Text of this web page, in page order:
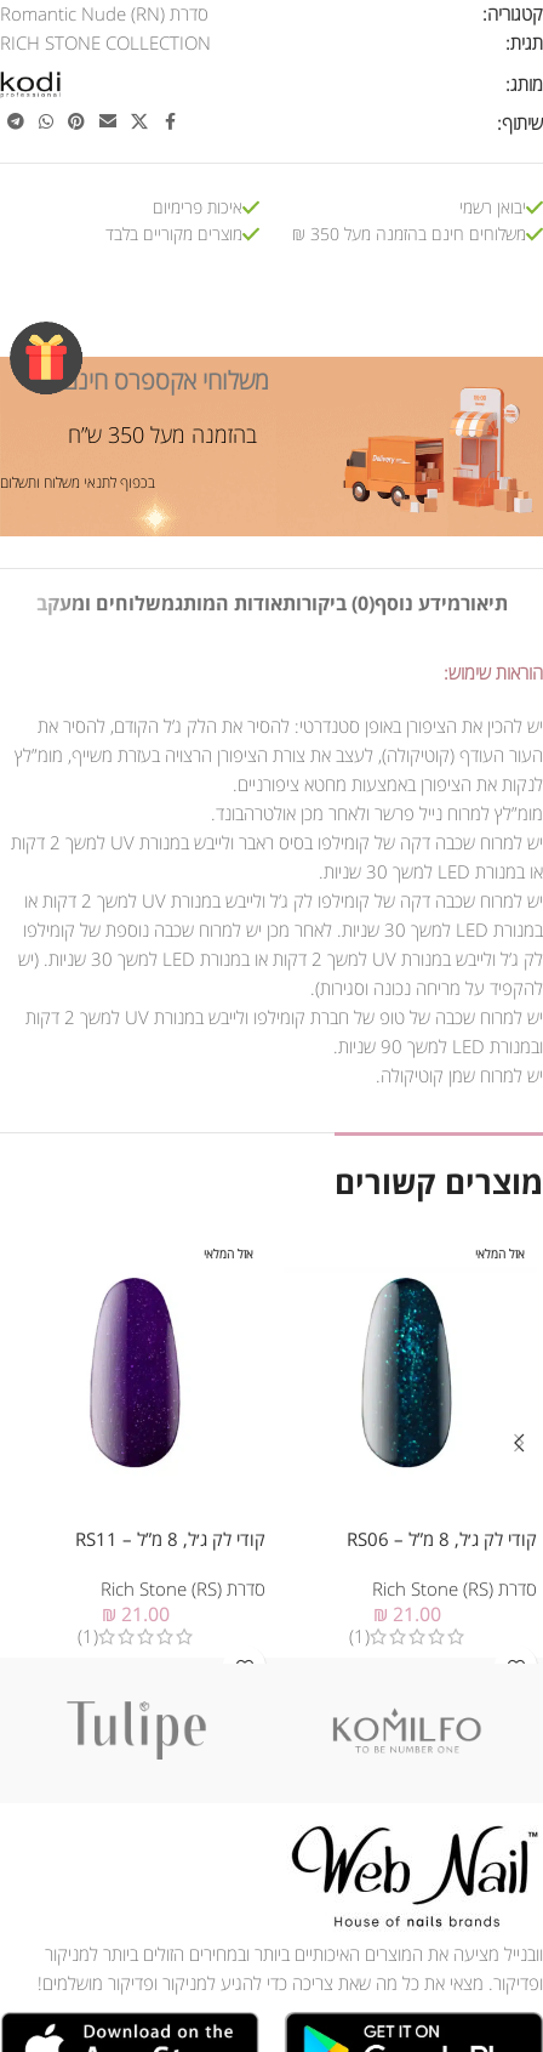
קטגוריה:
סדרת Romantic Nude (RN)
תגית:
RICH STONE COLLECTION
מותג:
שיתוף:
יבואן רשמי
משלוחים חינם בהזמנה מעל 350 ₪
איכות פרימיום
מוצרים מקוריים בלבד
משלוחי אקספרס חינם!
בהזמנה מעל 350 ש”ח
בכפוף לתנאי משלוח ותשלום
תיאורמידע נוסף(0) ביקורות אודות המותגמשלוחים ומעקב
הוראות שימוש:
יש להכין את הציפורן באופן סטנדרטי: להסיר את הלק ג’ל הקודם, להסיר את
העור העודף (קוטיקולה), לעצב את צורת הציפורן הרצויה בעזרת משייף, מומ”לץ
לנקות את הציפורן באמצעות מחטא ציפורניים.
מומ”לץ למרוח נייל פרשר ולאחר מכן אולטרהבונד.
יש למרוח שכבה דקה של קומילפו בסיס ראבר ולייבש במנורת UV למשך 2 דקות
או במנורת LED למשך 30 שניות.
יש למרוח שכבה דקה של קומילפו לק ג’ל ולייבש במנורת UV למשך 2 דקות או
במנורת LED למשך 30 שניות. לאחר מכן יש למרוח שכבה נוספת של קומילפו
לק ג’ל ולייבש במנורת UV למשך 2 דקות או במנורת LED למשך 30 שניות. (יש
להקפיד על מריחה נכונה וסגירות).
יש למרוח שכבה של טופ של חברת קומילפו ולייבש במנורת UV למשך 2 דקות
ובמנורת LED למשך 90 שניות.
יש למרוח שמן קוטיקולה.
מוצרים קשורים
אזל המלאי
קודי לק ג׳ל, 8 מ”ל – RS06
סדרת Rich Stone (RS)
₪ 21.00
(1)
אזל המלאי
קודי לק ג׳ל, 8 מ”ל – RS11
סדרת Rich Stone (RS)
₪ 21.00
(1)
וובנייל מציעה את המוצרים האיכותיים ביותר ובמחירים הזולים ביותר למניקור
ופדיקור. מצאי את כל מה שאת צריכה כדי להגיע למניקור ופדיקור מושלמים!